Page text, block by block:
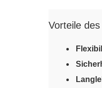
Vorteile